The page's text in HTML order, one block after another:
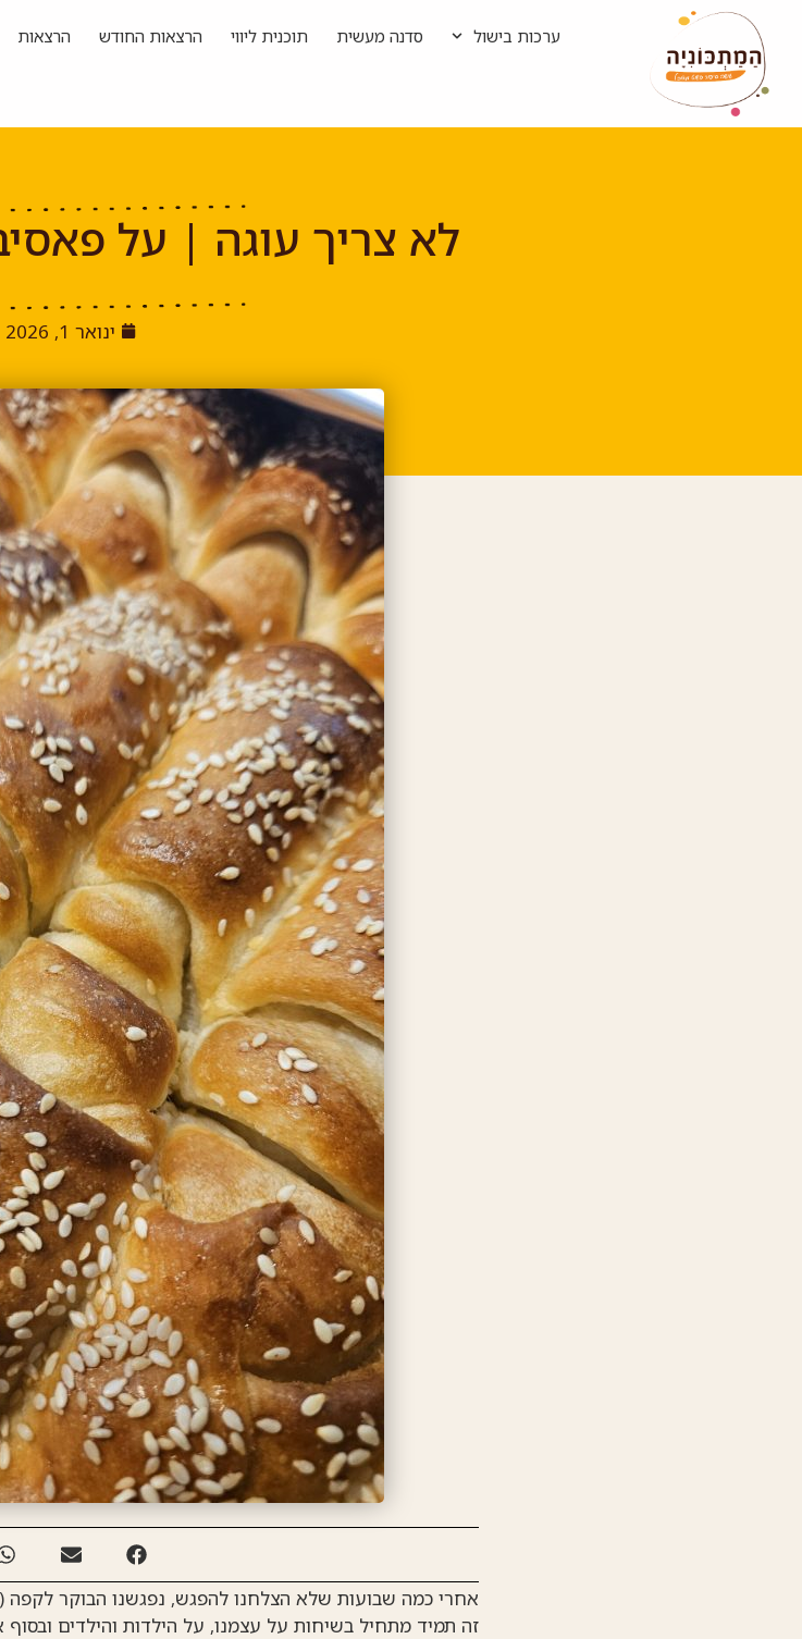
ערכות בישול סדנה מעשית תוכנית ליווי הרצאות החודש הרצאות
לא צריך עוגה | על
ינואר 1, 2026
אחרי כמה שבועות שלא הצלחנו להפגש, נפגשנו הבוקר לקפה
זה תמיד מתחיל בשיחות על עצמנו, על הילדות והילדים